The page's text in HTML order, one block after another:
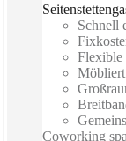
Schnell
Flexible
Möbliert
Coworking